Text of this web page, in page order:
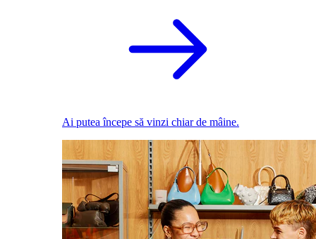
Ai putea începe să vinzi chiar de mâine.